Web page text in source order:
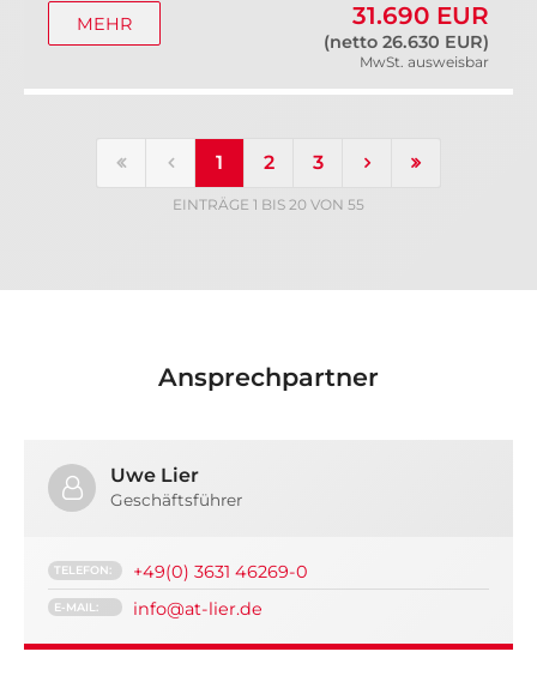
31.690 EUR
(netto 26.630 EUR)
MwSt. ausweisbar
MEHR
1 2 3
EINTRÄGE 1 BIS 20 VON 55
Ansprechpartner
Uwe Lier
Geschäftsführer
TELEFON: +49(0) 3631 46269-0
E-MAIL: info@at-lier.de